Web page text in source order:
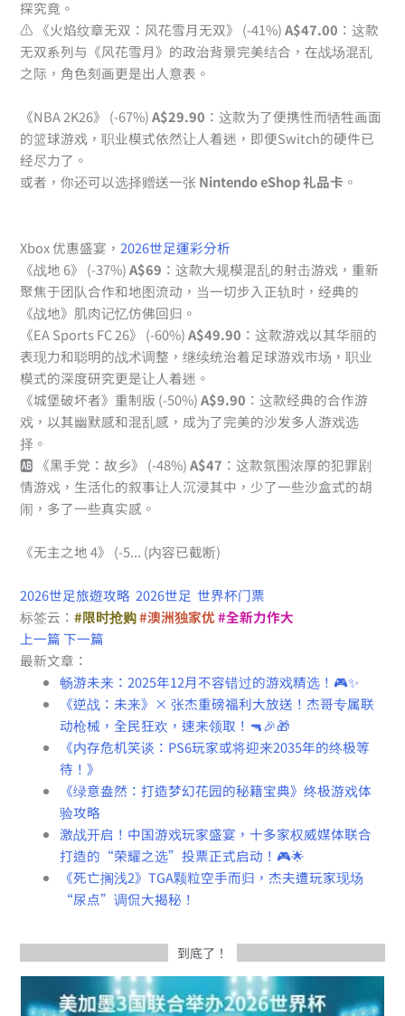
探究竟。
⚠️ 《火焰纹章无双：风花雪月无双》 (-41%)A$47.00 ：这款
无双系列与《风花雪月》的政治背景完美结合，在战场混乱
之际，角色刻画更是出人意表。
《NBA 2K26》 (-67%)A$29.90 ：这款为了便携性而牺牲画面
的篮球游戏，职业模式依然让人着迷，即便Switch的硬件已
经尽力了。
或者，你还可以选择赠送一张 Nintendo eShop 礼品卡 。
Xbox 优惠盛宴，2026世足運彩分析
《战地 6》 (-37%)A$69 ：这款大规模混乱的射击游戏，重新
聚焦于团队合作和地图流动，当一切步入正轨时，经典的
《战地》肌肉记忆仿佛回归。
《EA Sports FC 26》 (-60%)A$49.90 ：这款游戏以其华丽的
表现力和聪明的战术调整，继续统治着足球游戏市场，职业
模式的深度研究更是让人着迷。
《城堡破坏者》重制版 (-50%)A$9.90 ：这款经典的合作游
戏，以其幽默感和混乱感，成为了完美的沙发多人游戏选
择。
🆎 《黑手党：故乡》 (-48%)A$47 ：这款氛围浓厚的犯罪剧
情游戏，生活化的叙事让人沉浸其中，少了一些沙盒式的胡
闹，多了一些真实感。
《无主之地 4》 (-5... (内容已截断)
2026世足旅遊攻略 2026世足 世界杯门票
标签云：#限时抢购#澳洲独家优 #全新力作大
上一篇 下一篇
最新文章：
畅游未来：2025年12月不容错过的游戏精选！🎮✨
《逆战：未来》× 张杰重磅福利大放送！杰哥专属联
动枪械，全民狂欢，速来领取！🔫🎉🎁
《内存危机笑谈：PS6玩家或将迎来2035年的终极等
待！》
《绿意盎然：打造梦幻花园的秘籍宝典》终极游戏体
验攻略
激战开启！中国游戏玩家盛宴，十多家权威媒体联合
打造的“荣耀之选”投票正式启动！🎮🌟
《死亡搁浅2》TGA颗粒空手而归，杰夫遭玩家现场
“尿点”调侃大揭秘！
到底了！